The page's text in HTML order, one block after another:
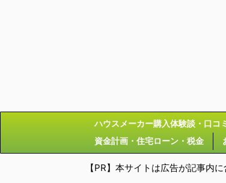
ハウスメーカー購入体験談・口コミ
資金計画・住宅ローン・税金
【PR】本サイトは広告が記事内